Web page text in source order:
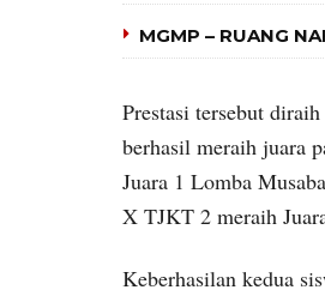
MGMP – RUANG
Prestasi tersebut
berhasil meraih juara
Juara 1 Lomba
X TJKT 2 meraih
Keberhasilan kedua